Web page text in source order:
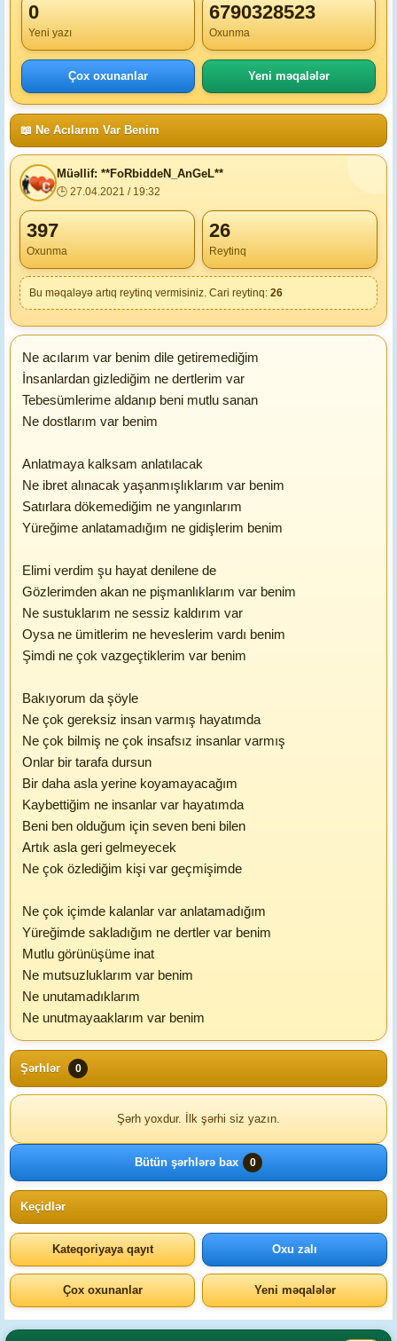
0
Yeni yazı
6790328523
Oxunma
Çox oxunanlar Yeni məqalələr
📖 Ne Acılarım Var Benim
Müəllif: **FoRbiddeN_AnGeL**
🕒 27.04.2021 / 19:32
397
Oxunma
26
Reytinq
Bu məqaləyə artıq reytinq vermisiniz. Cari reytinq: 26
Ne acılarım var benim dile getiremediğim
İnsanlardan gizlediğim ne dertlerim var
Tebesümlerime aldanıp beni mutlu sanan
Ne dostlarım var benim
Anlatmaya kalksam anlatılacak
Ne ibret alınacak yaşanmışlıklarım var benim
Satırlara dökemediğim ne yangınlarım
Yüreğime anlatamadığım ne gidişlerim benim
Elimi verdim şu hayat denilene de
Gözlerimden akan ne pişmanlıklarım var benim
Ne sustuklarım ne sessiz kaldırım var
Oysa ne ümitlerim ne heveslerim vardı benim
Şimdi ne çok vazgeçtiklerim var benim
Bakıyorum da şöyle
Ne çok gereksiz insan varmış hayatımda
Ne çok bilmiş ne çok insafsız insanlar varmış
Onlar bir tarafa dursun
Bir daha asla yerine koyamayacağım
Kaybettiğim ne insanlar var hayatımda
Beni ben olduğum için seven beni bilen
Artık asla geri gelmeyecek
Ne çok özlediğim kişi var geçmişimde
Ne çok içimde kalanlar var anlatamadığım
Yüreğimde sakladığım ne dertler var benim
Mutlu görünüşüme inat
Ne mutsuzluklarım var benim
Ne unutamadıklarım
Ne unutmayaaklarım var benim
Şərhlər 0
Şərh yoxdur. İlk şərhi siz yazın.
Bütün şərhlərə bax 0
Keçidlər
Kateqoriyaya qayıt Oxu zalı
Çox oxunanlar Yeni məqalələr